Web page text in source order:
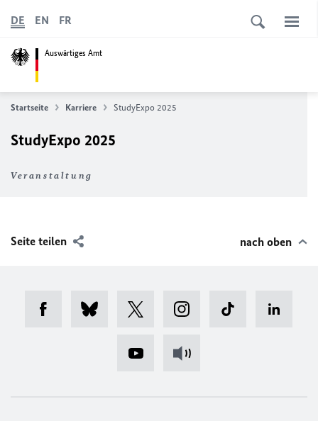
Auswärtiges Amt
DE EN FR
Startseite Karriere StudyExpo 2025
StudyExpo 2025
Veranstaltung
Seite teilen nach oben